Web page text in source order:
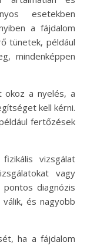
esetekben
a fájdalom
tünetek, például
mindenképpen
okoz a nyelés, a
kell kérni.
fertőzések
vizsgálat
vagy
diagnózis
és nagyobb
ha a fájdalom